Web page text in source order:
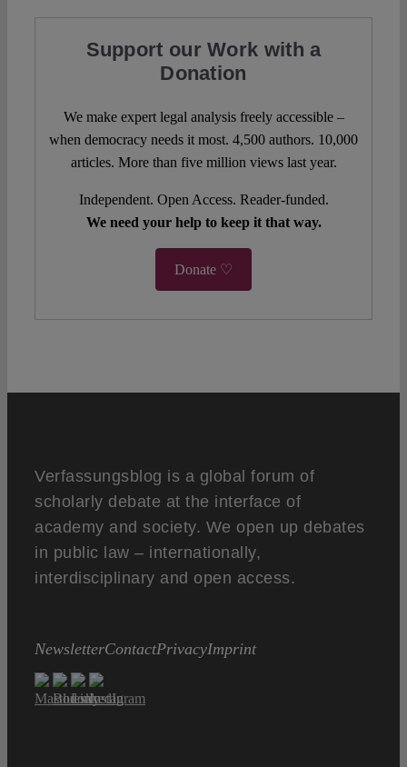
Support our Work with a
Donation
We make expert legal analysis freely accessible –
when democracy needs it most. 4,500 authors. 10,000
articles. More than five million views last year.
Independent. Open Access. Reader-funded.
We need your help to keep it that way.
Donate ♡
Verfassungsblog is a global forum of
scholarly debate at the interface of
academy and society. We open up debates
in public law – internationally,
interdisciplinary and open access.
NewsletterContactPrivacyImprint